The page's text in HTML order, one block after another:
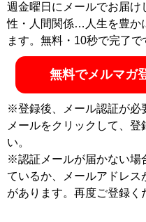
週金曜日にメールでお届け
性・人間関係…人生を豊か
ます。無料・10秒で完了で
無料でメルマ
※登録後、メール認証が必
メールをクリックして、登
い。
※認証メールが届かない場
ているか、メールアドレス
があります。再度ご登録く